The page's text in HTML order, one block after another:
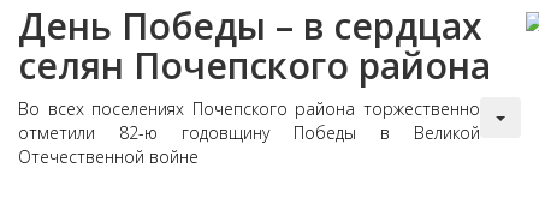
День Победы – в сердцах
селян Почепского района
Во всех поселениях Почепского района торжественно
отметили 82-ю годовщину Победы в Великой
Отечественной войне